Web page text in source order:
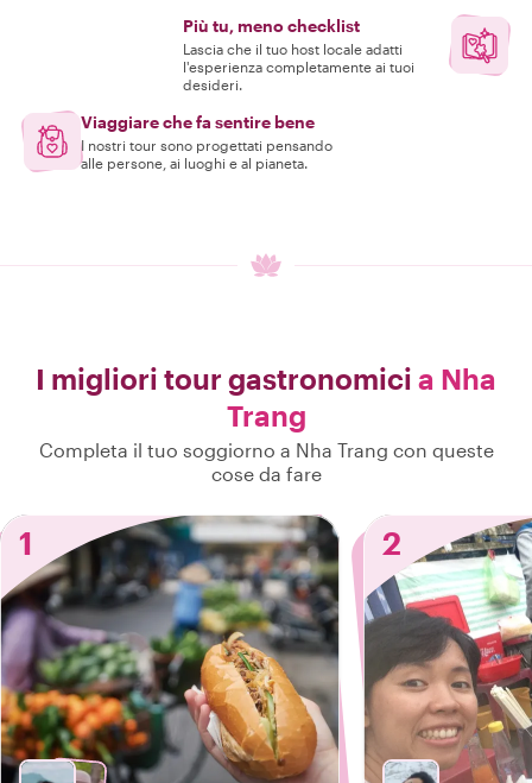
Più tu, meno checklist
Lascia che il tuo host locale adatti
l'esperienza completamente ai tuoi
desideri.
Viaggiare che fa sentire bene
I nostri tour sono progettati pensando
alle persone, ai luoghi e al pianeta.
I migliori tour gastronomici a Nha
Trang
Completa il tuo soggiorno a Nha Trang con queste
cose da fare
1 2